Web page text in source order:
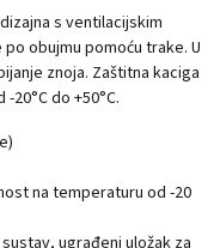
s ventilacijskim
obujmu pomoću trake. U
znoja. Zaštitna kaciga
20°C do +50°C.
na temperaturu od -20
ugrađeni uložak za